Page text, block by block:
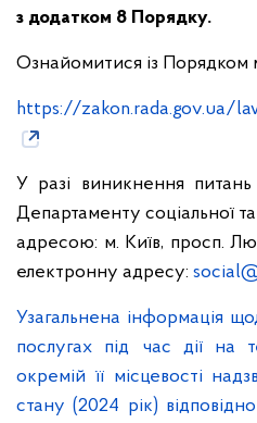
з додатком 8 Порядку.
Ознайомитися із Порядком
https://zakon.rada.gov.ua/
У разі виникнення
Департаменту соціальної
адресою: м. Київ, просп.
електронну адресу:
Узагальнена інформація
послугах під час дії на
окремій її місцевості
стану (2024 рік)